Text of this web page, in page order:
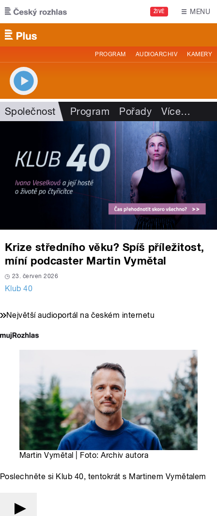
Přejít k hlavnímu obsahu
ŽIVĚ MENU
PROGRAM AUDIOARCHIV KAMERY
Společnost Program Pořady Více…
Krize středního věku? Spíš příležitost,
míní podcaster Martin Vymětal
23. červen 2026
Klub 40
Největší audioportál na českém internetu
Martin Vymětal | Foto: Archiv autora
Poslechněte si Klub 40, tentokrát s Martinem Vymětalem